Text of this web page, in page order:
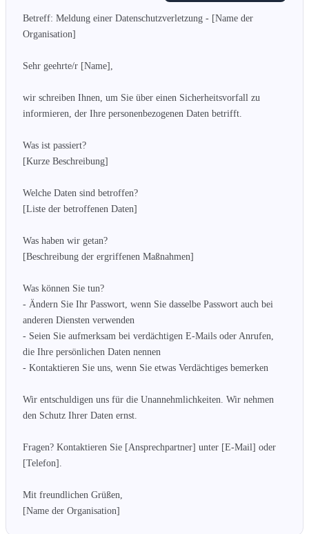
Betreff: Meldung einer Datenschutzverletzung - [Name der
Organisation]
Sehr geehrte/r [Name],
wir schreiben Ihnen, um Sie über einen Sicherheitsvorfall zu
informieren, der Ihre personenbezogenen Daten betrifft.
Was ist passiert?
[Kurze Beschreibung]
Welche Daten sind betroffen?
[Liste der betroffenen Daten]
Was haben wir getan?
[Beschreibung der ergriffenen Maßnahmen]
Was können Sie tun?
- Ändern Sie Ihr Passwort, wenn Sie dasselbe Passwort auch bei
anderen Diensten verwenden
- Seien Sie aufmerksam bei verdächtigen E-Mails oder Anrufen,
die Ihre persönlichen Daten nennen
- Kontaktieren Sie uns, wenn Sie etwas Verdächtiges bemerken
Wir entschuldigen uns für die Unannehmlichkeiten. Wir nehmen
den Schutz Ihrer Daten ernst.
Fragen? Kontaktieren Sie [Ansprechpartner] unter [E-Mail] oder
[Telefon].
Mit freundlichen Grüßen,
[Name der Organisation]